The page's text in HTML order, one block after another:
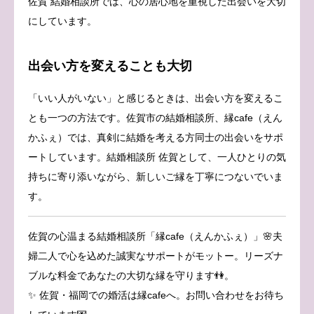
にしています。
出会い方を変えることも大切
「いい人がいない」と感じるときは、出会い方を変えるこ
とも一つの方法です。佐賀市の結婚相談所、縁cafe（えん
かふぇ）では、真剣に結婚を考える方同士の出会いをサポ
ートしています。結婚相談所 佐賀として、一人ひとりの気
持ちに寄り添いながら、新しいご縁を丁寧につないでいま
す。
佐賀の心温まる結婚相談所「縁cafe（えんかふぇ）」🌸夫
婦二人で心を込めた誠実なサポートがモットー。リーズナ
ブルな料金であなたの大切な縁を守ります👫。
✨ 佐賀・福岡での婚活は縁cafeへ。お問い合わせをお待ち